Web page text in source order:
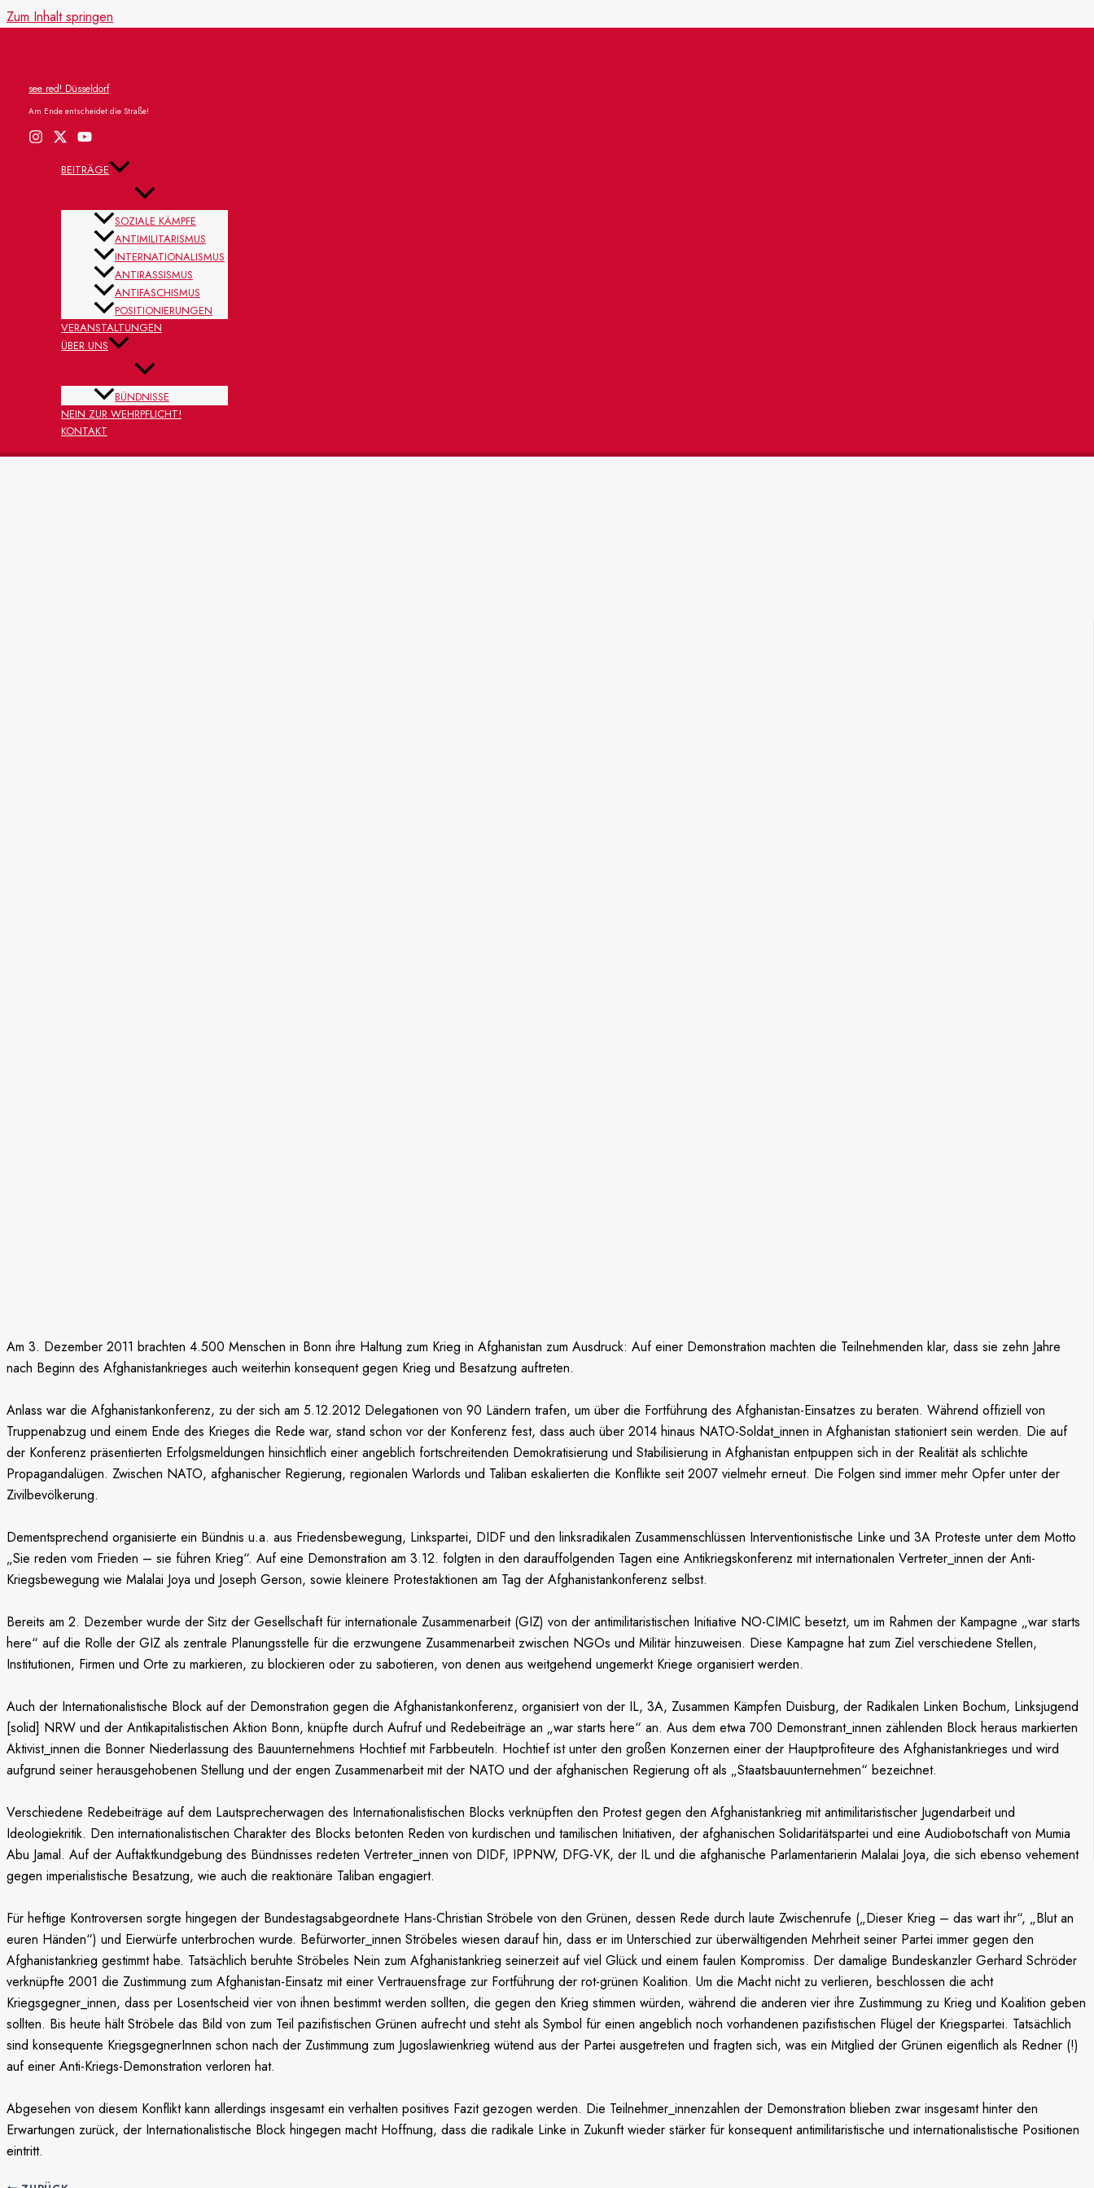
Zum Inhalt springen
see red! Düsseldorf
Am Ende entscheidet die Straße!
BEITRÄGE
SOZIALE KÄMPFE
ANTIMILITARISMUS
INTERNATIONALISMUS
ANTIRASSISMUS
ANTIFASCHISMUS
POSITIONIERUNGEN
VERANSTALTUNGEN
ÜBER UNS
BÜNDNISSE
NEIN ZUR WEHRPFLICHT!
KONTAKT
Am 3. Dezember 2011 brachten 4.500 Menschen in Bonn ihre Haltung zum Krieg in Afghanistan zum Ausdruck: Auf einer Demonstration machten die Teilnehmenden klar, dass sie zehn Jahre
nach Beginn des Afghanistankrieges auch weiterhin konsequent gegen Krieg und Besatzung auftreten.
Anlass war die Afghanistankonferenz, zu der sich am 5.12.2012 Delegationen von 90 Ländern trafen, um über die Fortführung des Afghanistan-Einsatzes zu beraten. Während offiziell von
Truppenabzug und einem Ende des Krieges die Rede war, stand schon vor der Konferenz fest, dass auch über 2014 hinaus NATO-Soldat_innen in Afghanistan stationiert sein werden. Die auf
der Konferenz präsentierten Erfolgsmeldungen hinsichtlich einer angeblich fortschreitenden Demokratisierung und Stabilisierung in Afghanistan entpuppen sich in der Realität als schlichte
Propagandalügen. Zwischen NATO, afghanischer Regierung, regionalen Warlords und Taliban eskalierten die Konflikte seit 2007 vielmehr erneut. Die Folgen sind immer mehr Opfer unter der
Zivilbevölkerung.
Dementsprechend organisierte ein Bündnis u.a. aus Friedensbewegung, Linkspartei, DIDF und den linksradikalen Zusammenschlüssen Interventionistische Linke und 3A Proteste unter dem Motto
„Sie reden vom Frieden – sie führen Krieg“. Auf eine Demonstration am 3.12. folgten in den darauffolgenden Tagen eine Antikriegskonferenz mit internationalen Vertreter_innen der Anti-
Kriegsbewegung wie Malalai Joya und Joseph Gerson, sowie kleinere Protestaktionen am Tag der Afghanistankonferenz selbst.
Bereits am 2. Dezember wurde der Sitz der Gesellschaft für internationale Zusammenarbeit (GIZ) von der antimilitaristischen Initiative NO-CIMIC besetzt, um im Rahmen der Kampagne „war starts
here“ auf die Rolle der GIZ als zentrale Planungsstelle für die erzwungene Zusammenarbeit zwischen NGOs und Militär hinzuweisen. Diese Kampagne hat zum Ziel verschiedene Stellen,
Institutionen, Firmen und Orte zu markieren, zu blockieren oder zu sabotieren, von denen aus weitgehend ungemerkt Kriege organisiert werden.
Auch der Internationalistische Block auf der Demonstration gegen die Afghanistankonferenz, organisiert von der IL, 3A, Zusammen Kämpfen Duisburg, der Radikalen Linken Bochum, Linksjugend
[solid] NRW und der Antikapitalistischen Aktion Bonn, knüpfte durch Aufruf und Redebeiträge an „war starts here“ an. Aus dem etwa 700 Demonstrant_innen zählenden Block heraus markierten
Aktivist_innen die Bonner Niederlassung des Bauunternehmens Hochtief mit Farbbeuteln. Hochtief ist unter den großen Konzernen einer der Hauptprofiteure des Afghanistankrieges und wird
aufgrund seiner herausgehobenen Stellung und der engen Zusammenarbeit mit der NATO und der afghanischen Regierung oft als „Staatsbauunternehmen“ bezeichnet.
Verschiedene Redebeiträge auf dem Lautsprecherwagen des Internationalistischen Blocks verknüpften den Protest gegen den Afghanistankrieg mit antimilitaristischer Jugendarbeit und
Ideologiekritik. Den internationalistischen Charakter des Blocks betonten Reden von kurdischen und tamilischen Initiativen, der afghanischen Solidaritätspartei und eine Audiobotschaft von Mumia
Abu Jamal. Auf der Auftaktkundgebung des Bündnisses redeten Vertreter_innen von DIDF, IPPNW, DFG-VK, der IL und die afghanische Parlamentarierin Malalai Joya, die sich ebenso vehement
gegen imperialistische Besatzung, wie auch die reaktionäre Taliban engagiert.
Für heftige Kontroversen sorgte hingegen der Bundestagsabgeordnete Hans-Christian Ströbele von den Grünen, dessen Rede durch laute Zwischenrufe („Dieser Krieg – das wart ihr“, „Blut an
euren Händen“) und Eierwürfe unterbrochen wurde. Befürworter_innen Ströbeles wiesen darauf hin, dass er im Unterschied zur überwältigenden Mehrheit seiner Partei immer gegen den
Afghanistankrieg gestimmt habe. Tatsächlich beruhte Ströbeles Nein zum Afghanistankrieg seinerzeit auf viel Glück und einem faulen Kompromiss. Der damalige Bundeskanzler Gerhard Schröder
verknüpfte 2001 die Zustimmung zum Afghanistan-Einsatz mit einer Vertrauensfrage zur Fortführung der rot-grünen Koalition. Um die Macht nicht zu verlieren, beschlossen die acht
Kriegsgegner_innen, dass per Losentscheid vier von ihnen bestimmt werden sollten, die gegen den Krieg stimmen würden, während die anderen vier ihre Zustimmung zu Krieg und Koalition geben
sollten. Bis heute hält Ströbele das Bild von zum Teil pazifistischen Grünen aufrecht und steht als Symbol für einen angeblich noch vorhandenen pazifistischen Flügel der Kriegspartei. Tatsächlich
sind konsequente KriegsgegnerInnen schon nach der Zustimmung zum Jugoslawienkrieg wütend aus der Partei ausgetreten und fragten sich, was ein Mitglied der Grünen eigentlich als Redner (!)
auf einer Anti-Kriegs-Demonstration verloren hat.
Abgesehen von diesem Konflikt kann allerdings insgesamt ein verhalten positives Fazit gezogen werden. Die Teilnehmer_innenzahlen der Demonstration blieben zwar insgesamt hinter den
Erwartungen zurück, der Internationalistische Block hingegen macht Hoffnung, dass die radikale Linke in Zukunft wieder stärker für konsequent antimilitaristische und internationalistische Positionen
eintritt.